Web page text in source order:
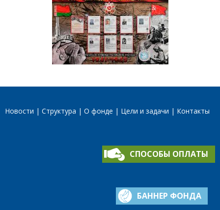
Новости Структура О фонде Цели и задачи Контакты
СПОСОБЫ ОПЛАТЫ
БАННЕР ФОНДА